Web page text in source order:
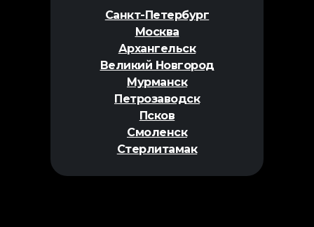
Санкт-Петербург
Москва
Архангельск
Великий Новгород
Мурманск
Петрозаводск
Псков
Смоленск
Стерлитамак